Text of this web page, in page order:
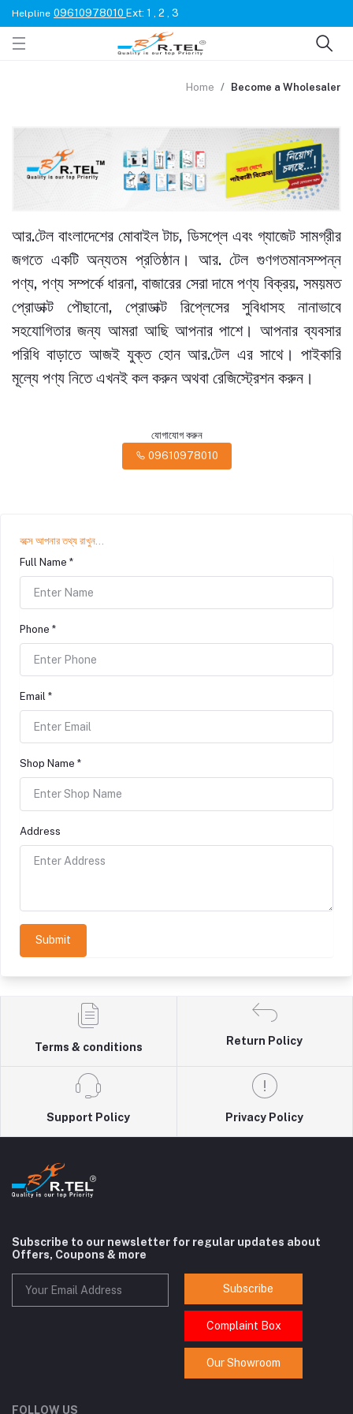
Helpline 09610978010 Ext: 1 , 2 , 3
Home Become a Wholesaler
আর.টেল বাংলাদেশের মোবাইল টাচ, ডিসপ্লে এবং গ্যাজেট সামগ্রীর
জগতে একটি অন্যতম প্রতিষ্ঠান। আর. টেল গুণগতমানসম্পন্ন
পণ্য, পণ্য সম্পর্কে ধারনা, বাজারের সেরা দামে পণ্য বিক্রয়, সময়মত
প্রোডাক্ট পৌছানো, প্রোডাক্ট রিপ্লেসের সুবিধাসহ নানাভাবে
সহযোগিতার জন্য আমরা আছি আপনার পাশে। আপনার ব্যবসার
পরিধি বাড়াতে আজই যুক্ত হোন আর.টেল এর সাথে। পাইকারি
মূল্যে পণ্য নিতে এখনই কল করুন অথবা রেজিস্ট্রেশন করুন।
যোগাযোগ করুন
09610978010
বক্সে আপনার তথ্য রাখুন...
Full Name *
Phone *
Email *
Shop Name *
Address
Submit
Terms & conditions
Return Policy
Support Policy Privacy Policy
Subscribe to our newsletter for regular updates about
Offers, Coupons & more
Subscribe
Complaint Box
Our Showroom
FOLLOW US